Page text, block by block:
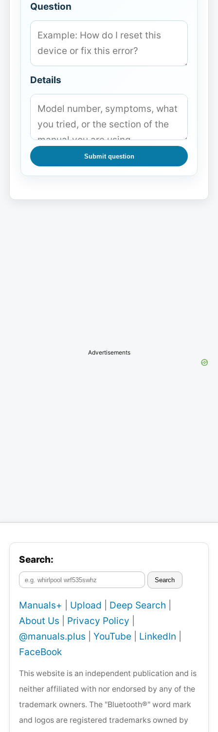
Question
Details
Submit question
Advertisements
Search:
Search
Manuals+ Upload Deep Search
About Us
Privacy Policy
@manuals.plus
YouTube LinkedIn
FaceBook
This website is an independent publication and is
neither affiliated with nor endorsed by any of the
trademark owners. The "Bluetooth®" word mark
and logos are registered trademarks owned by